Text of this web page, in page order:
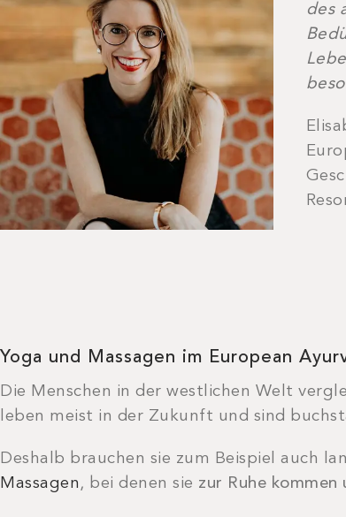
des
Yoga und Massagen im European
Die Menschen in der westlichen Welt
leben meist in der Zukunft und sind
Deshalb brauchen sie zum Beispiel auch
Massagen , bei denen sie zur Ruhe kommen